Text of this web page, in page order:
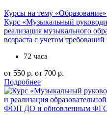
Курсы на тему «Образование»
Курс «Музыкальный
реализация музыкального
возраста с учетом
72 часа
от 550 р. от 700 р.
Подробнее